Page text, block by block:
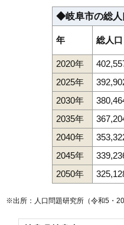
◆岐阜市の総人
年 総人口
2020年
2025年
2030年
2035年
2040年
2045年
2050年
※出所：人口問題研究所（令和5・